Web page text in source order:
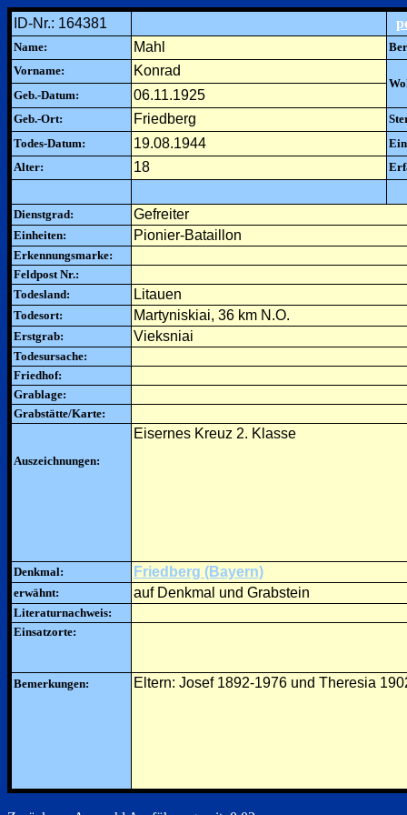
ID-Nr.: 164381
Name: Mahl
Vorname:
Konrad
Geb.-Datum:
06.11.1925
Geb.-Ort: Friedberg
Todes-Datum:
19.08.1944
Alter:
18
Dienstgrad: Gefreiter
Einheiten: Pionier-Bataillon
Erkennungsmarke:
Feldpost Nr.:
Todesland:
Litauen
Todesort: Martyniskiai, 36 km N.O.
Erstgrab: Vieksniai
Todesursache:
Friedhof:
Grablage:
Grabstätte/Karte:
Auszeichnungen:
Eisernes Kreuz 2. Klasse
Denkmal: Friedberg (Bayern)
erwähnt: auf Denkmal und Grabstein
Literaturnachweis:
Einsatzorte:
Bemerkungen: Eltern: Josef 1892-1976 und Theresia